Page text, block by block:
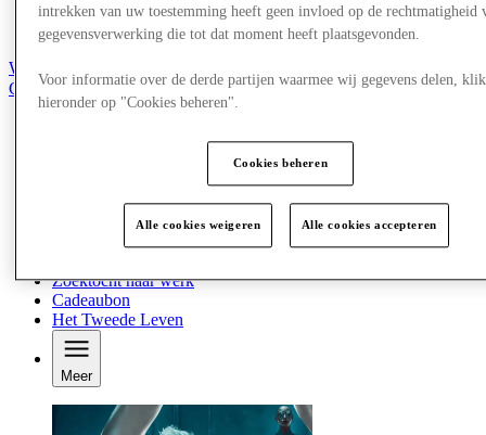
Word lid van de Club
Gered,
nl
Plan je bezoek
Zoektocht naar werk
Cadeaubon
Het Tweede Leven
Meer
intrekken van uw toestemming heeft geen invloed op de rechtmatigheid
gegevensverwerking die tot dat moment heeft plaatsgevonden.
Voor informatie over de derde partijen waarmee wij gegevens delen,
hieronder op "Cookies beheren".
Cookies beheren
Alle cookies weigeren Alle cookies accepteren